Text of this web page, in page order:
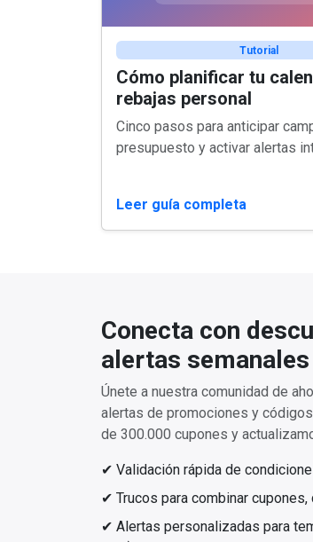
Tutorial
Cómo planificar tu
rebajas personal
Cinco pasos para anticipar
presupuesto y activar alertas
Leer guía completa
Conecta con
alertas semanales
Únete a nuestra comunidad de
alertas de promociones y
de 300.000 cupones y
✔ Validación rápida de
✔ Trucos para combinar
✔ Alertas personalizadas para